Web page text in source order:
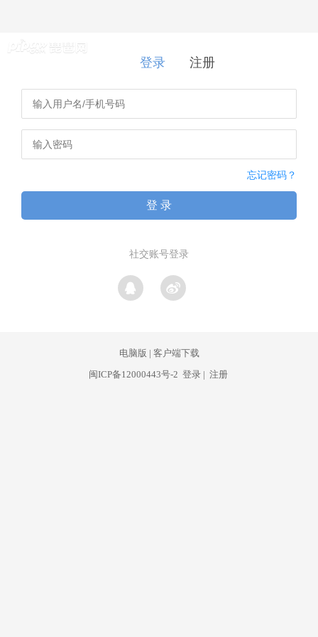
登录 注册
忘记密码？
登 录
社交账号登录
电脑版 | 客户端下载
闽ICP备12000443号-2 登录 | 注册